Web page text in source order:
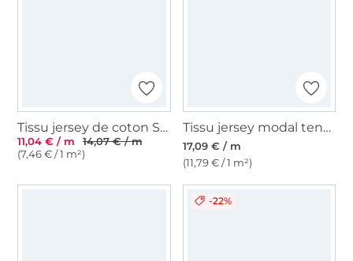
Tissu jersey de coton Sopo, rose clair
11,04 € / m
14,07 € / m
(7,46 € / 1 m²)
Tissu jersey modal tencel uni, noir
17,09 € / m
(11,79 € / 1 m²)
-22%